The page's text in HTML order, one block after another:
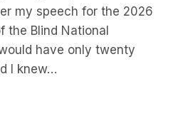
my speech for the 2026
the Blind National
have only twenty
I knew…